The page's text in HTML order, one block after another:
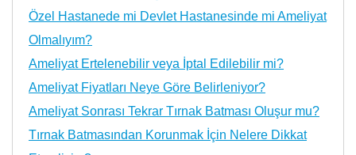
Özel Hastanede mi Devlet Hastanesinde mi Ameliyat
Olmalıyım?
Ameliyat Ertelenebilir veya İptal Edilebilir mi?
Ameliyat Fiyatları Neye Göre Belirleniyor?
Ameliyat Sonrası Tekrar Tırnak Batması Oluşur mu?
Tırnak Batmasından Korunmak İçin Nelere Dikkat